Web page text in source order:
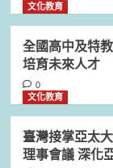
文化教育
全國高中及特
培育未來人才
0
文化教育
臺灣接掌亞太
理事會議 深化